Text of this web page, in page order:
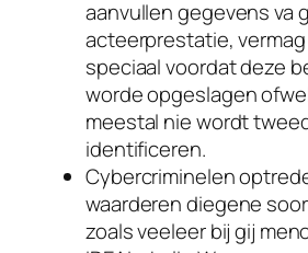
aanvullen gegevens va
acteerprestatie,
speciaal voordat deze
worde opgeslagen
meestal nie wordt
identificeren.
Cybercriminelen
waarderen diegene
zoals veeleer bij gij